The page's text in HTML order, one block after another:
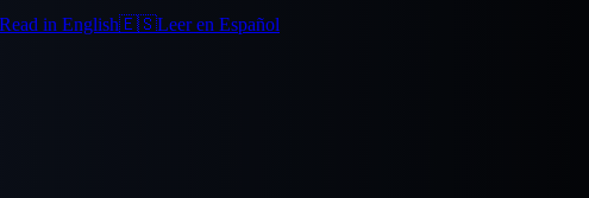
Read in English🇪🇸Leer en Español